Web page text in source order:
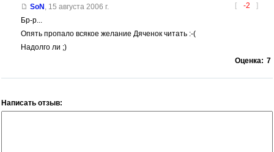
[ -2 ]
SoN 15 августа 2006 г.
Бр-р...
Опять пропало всякое желание Дяченок читать :-(
Надолго ли ;)
Оценка: 7
Написать отзыв: